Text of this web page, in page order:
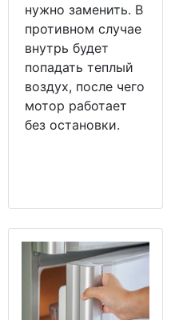
нужно заменить. В
противном случае
внутрь будет
попадать теплый
воздух, после чего
мотор работает
без остановки.